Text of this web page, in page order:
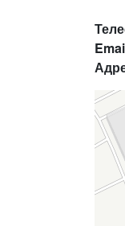
Ливны